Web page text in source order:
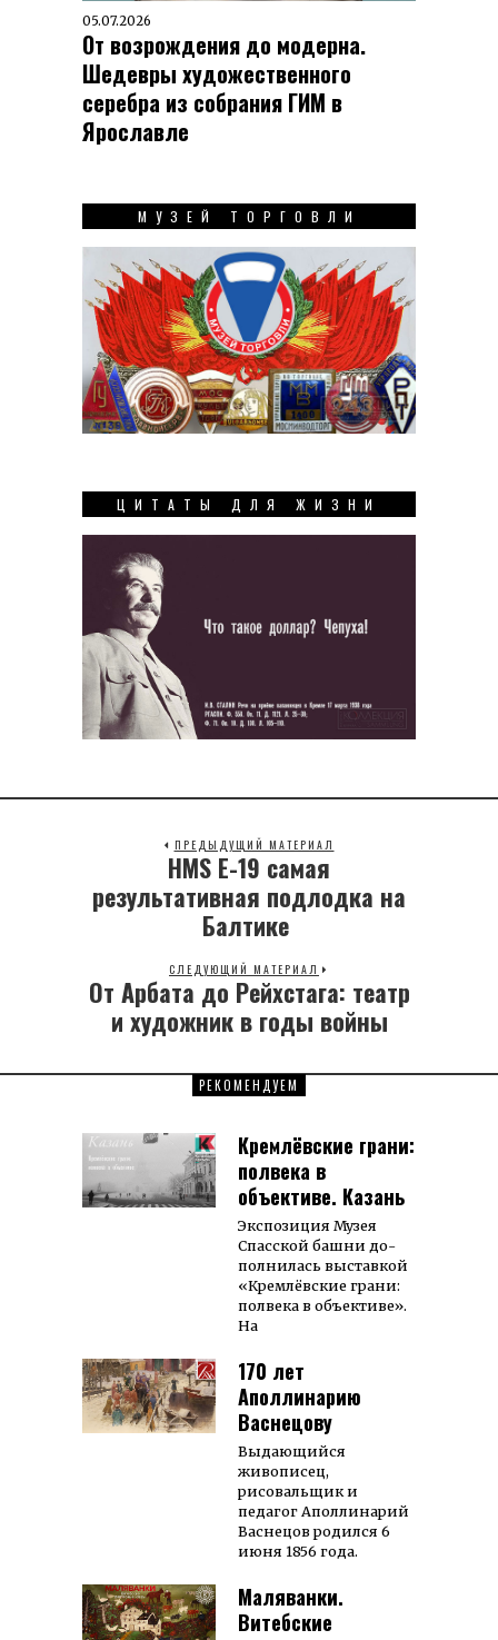
05.07.2026
От возрождения до модерна.
Шедевры художественного
серебра из собрания ГИМ в
Ярославле
МУЗЕЙ ТОРГОВЛИ
ЦИТАТЫ ДЛЯ ЖИЗНИ
ПРЕДЫДУЩИЙ МАТЕРИАЛ
Previous
HMS Е-19 самая
результативная подлодка на
Балтике
СЛЕДУЮЩИЙ МАТЕРИАЛ
Next
От Арбата до Рейхстага: театр
и художник в годы войны
РЕКОМЕНДУЕМ
Кремлёвские грани:
полвека в
объективе. Казань
Экспо­зи­ция Му­зея
Спас­ской башни до­
пол­ни­лась вы­став­кой
«Крем­лёв­ские гра­ни:
пол­века в объек­тиве».
На
170 лет
Аполлинарию
Васнецову
Выдающийся
живописец,
рисовальщик и
педагог Аполлинарий
Васнецов родился 6
июня 1856 года.
Маляванки.
Витебские